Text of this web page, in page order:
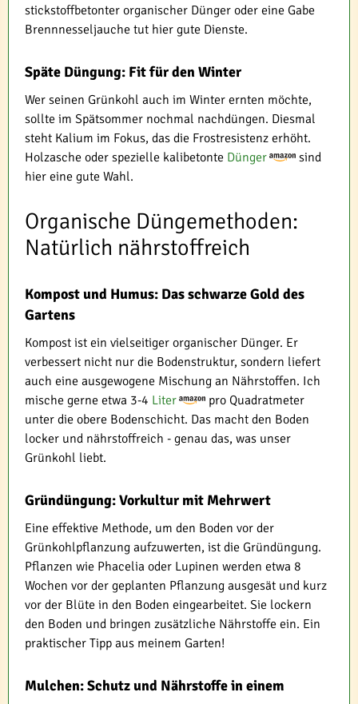
stickstoffbetonter organischer Dünger oder eine Gabe
Brennnesseljauche tut hier gute Dienste.
Späte Düngung: Fit für den Winter
Wer seinen Grünkohl auch im Winter ernten möchte,
sollte im Spätsommer nochmal nachdüngen. Diesmal
steht Kalium im Fokus, das die Frostresistenz erhöht.
Holzasche oder spezielle kalibetonte Dünger
sind
hier eine gute Wahl.
Organische Düngemethoden:
Natürlich nährstoffreich
Kompost und Humus: Das schwarze Gold des
Gartens
Kompost ist ein vielseitiger organischer Dünger. Er
verbessert nicht nur die Bodenstruktur, sondern liefert
auch eine ausgewogene Mischung an Nährstoffen. Ich
mische gerne etwa 3-4 Liter
pro Quadratmeter
unter die obere Bodenschicht. Das macht den Boden
locker und nährstoffreich - genau das, was unser
Grünkohl liebt.
Gründüngung: Vorkultur mit Mehrwert
Eine effektive Methode, um den Boden vor der
Grünkohlpflanzung aufzuwerten, ist die Gründüngung.
Pflanzen wie Phacelia oder Lupinen werden etwa 8
Wochen vor der geplanten Pflanzung ausgesät und kurz
vor der Blüte in den Boden eingearbeitet. Sie lockern
den Boden und bringen zusätzliche Nährstoffe ein. Ein
praktischer Tipp aus meinem Garten!
Mulchen: Schutz und Nährstoffe in einem